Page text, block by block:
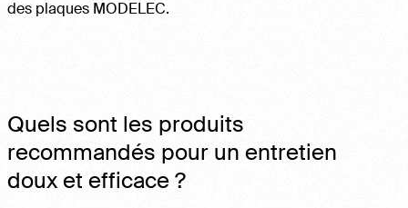
des plaques MODELEC.
Quels sont les produits
recommandés pour un entretien
doux et efficace ?